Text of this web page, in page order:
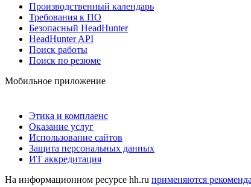
Производственный календарь
Требования к ПО
Безопасный HeadHunter
HeadHunter API
Поиск работы
Поиск по резюме
Мобильное приложение
Этика и комплаенс
Оказание услуг
Использование сайтов
Защита персональных данных
ИТ аккредитация
На информационном ресурсе hh.ru применяются